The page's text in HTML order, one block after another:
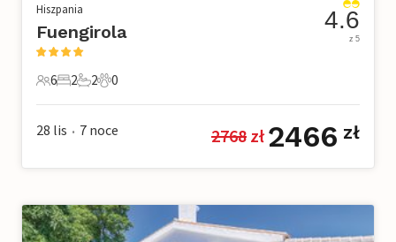
Hiszpania
Fuengirola
6 Goście
6
2 Sypialnie
2
2 Łazienki
2
0 Zwierzęta domowe
0
4.6
z 5
28 lis • 7 noce 2768 zł 2466 zł